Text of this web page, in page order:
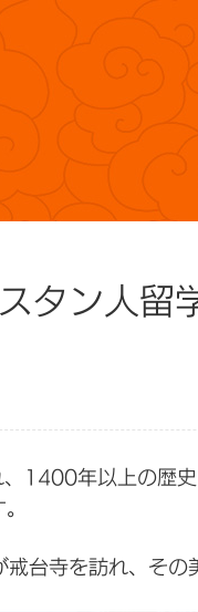
タン人留
1400年以上の歴
台寺を訪れ、その